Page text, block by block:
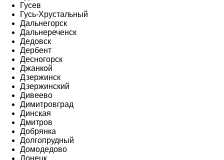
Гусев
Гусь-Хрустальный
Дальнегорск
Дальнереченск
Дедовск
Дербент
Десногорск
Джанкой
Дзержинск
Дзержинский
Дивеево
Димитровград
Динская
Дмитров
Добрянка
Долгопрудный
Домодедово
Донецк